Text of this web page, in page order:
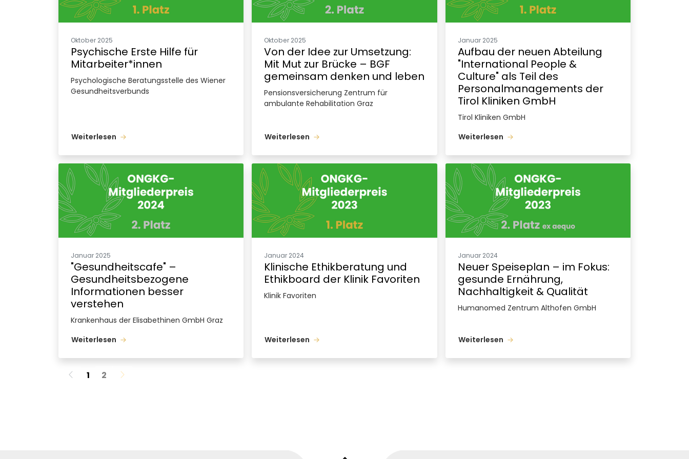
Oktober 2025
Psychische Erste Hilfe für
Mitarbeiter*innen
Psychologische Beratungsstelle des Wiener
Gesundheitsverbunds
Weiterlesen
Oktober 2025
Von der Idee zur Umsetzung:
Mit Mut zur Brücke – BGF
gemeinsam denken und leben
Pensionsversicherung Zentrum für
ambulante Rehabilitation Graz
Weiterlesen
Januar 2025
Aufbau der neuen Abteilung
"International People &
Culture" als Teil des
Personalmanagements der
Tirol Kliniken GmbH
Tirol Kliniken GmbH
Weiterlesen
Januar 2025
"Gesundheitscafe" –
Gesundheitsbezogene
Informationen besser
verstehen
Krankenhaus der Elisabethinen GmbH Graz
Weiterlesen
Januar 2024
Klinische Ethikberatung und
Ethikboard der Klinik Favoriten
Klinik Favoriten
Weiterlesen
Januar 2024
Neuer Speiseplan – im Fokus:
gesunde Ernährung,
Nachhaltigkeit & Qualität
Humanomed Zentrum Althofen GmbH
Weiterlesen
1 2